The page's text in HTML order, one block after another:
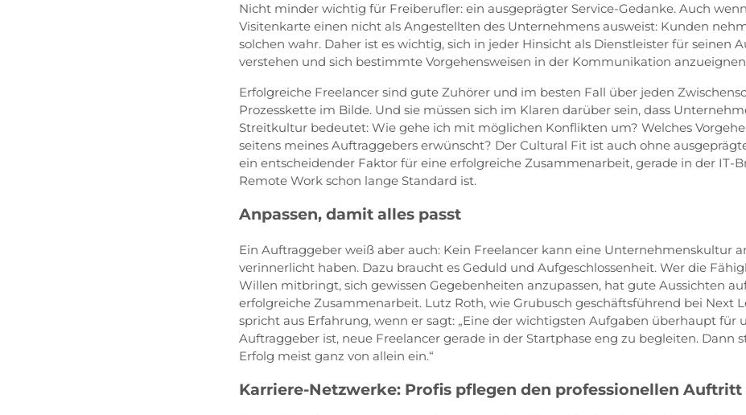
Nicht minder wichtig für Freiberufler: ein ausgeprägter Service-Gedanke. Auch
Visitenkarte einen nicht als Angestellten des Unternehmens ausweist: Kunden
solchen wahr. Daher ist es wichtig, sich in jeder Hinsicht als Dienstleister für seinen
verstehen und sich bestimmte Vorgehensweisen in der Kommunikation
Erfolgreiche Freelancer sind gute Zuhörer und im besten Fall über jeden
Prozesskette im Bilde. Und sie müssen sich im Klaren darüber sein, dass
Streitkultur bedeutet: Wie gehe ich mit möglichen Konflikten um? Welches
seitens meines Auftraggebers erwünscht? Der Cultural Fit ist auch ohne
ein entscheidender Faktor für eine erfolgreiche Zusammenarbeit, gerade in der IT-
Remote Work schon lange Standard ist.
Anpassen, damit alles passt
Ein Auftraggeber weiß aber auch: Kein Freelancer kann eine Unternehmenskultur
verinnerlicht haben. Dazu braucht es Geduld und Aufgeschlossenheit. Wer die
Willen mitbringt, sich gewissen Gegebenheiten anzupassen, hat gute Aussichten
erfolgreiche Zusammenarbeit. Lutz Roth, wie Grubusch geschäftsführend bei Next
spricht aus Erfahrung, wenn er sagt: „Eine der wichtigsten Aufgaben überhaupt für
Auftraggeber ist, neue Freelancer gerade in der Startphase eng zu begleiten. Dann
Erfolg meist ganz von allein ein.“
Karriere-Netzwerke: Profis pflegen den professionellen Auftritt